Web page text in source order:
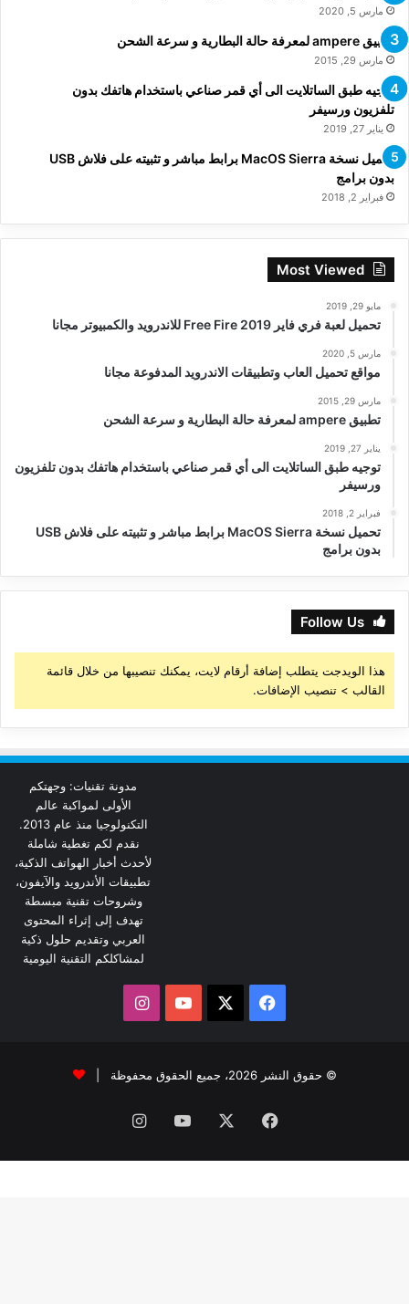
مارس 5, 2020
تطبيق ampere لمعرفة حالة البطارية و سرعة الشحن
مارس 29, 2015
توجيه طبق الساتلايت الى أي قمر صناعي باستخدام هاتفك بدون
تلفزيون ورسيفر
يناير 27, 2019
تحميل نسخة MacOS Sierra برابط مباشر و تثبيته على فلاش USB
بدون برامج
فبراير 2, 2018
Most Viewed
مايو 29, 2019
تحميل لعبة فري فاير Free Fire 2019 للاندرويد والكمبيوتر مجانا
مارس 5, 2020
مواقع تحميل العاب وتطبيقات الاندرويد المدفوعة مجانا
مارس 29, 2015
تطبيق ampere لمعرفة حالة البطارية و سرعة الشحن
يناير 27, 2019
توجيه طبق الساتلايت الى أي قمر صناعي باستخدام هاتفك بدون تلفزيون
ورسيفر
فبراير 2, 2018
تحميل نسخة MacOS Sierra برابط مباشر و تثبيته على فلاش USB
بدون برامج
Follow Us
هذا الويدجت يتطلب إضافة أرقام لايت، يمكنك تنصيبها من خلال قائمة
القالب > تنصيب الإضافات.
مدونة تقنيات: وجهتكم
الأولى لمواكبة عالم
التكنولوجيا منذ عام 2013.
نقدم لكم تغطية شاملة
لأحدث أخبار الهواتف الذكية،
تطبيقات الأندرويد والآيفون،
وشروحات تقنية مبسطة
تهدف إلى إثراء المحتوى
العربي وتقديم حلول ذكية
لمشاكلكم التقنية اليومية
فيسبوك ‫YouTubeانستقرام
© حقوق النشر 2026، جميع الحقوق محفوظة |
فيسبوك ‫YouTubeانستقرام